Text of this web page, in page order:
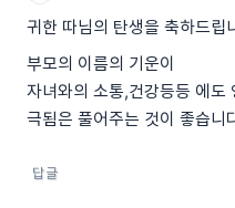
귀한 따님의 탄생을 축하드립
부모의 이름의 기운이
자녀와의 소통,건강등등 에도
극됨은 풀어주는 것이 좋습니
답글